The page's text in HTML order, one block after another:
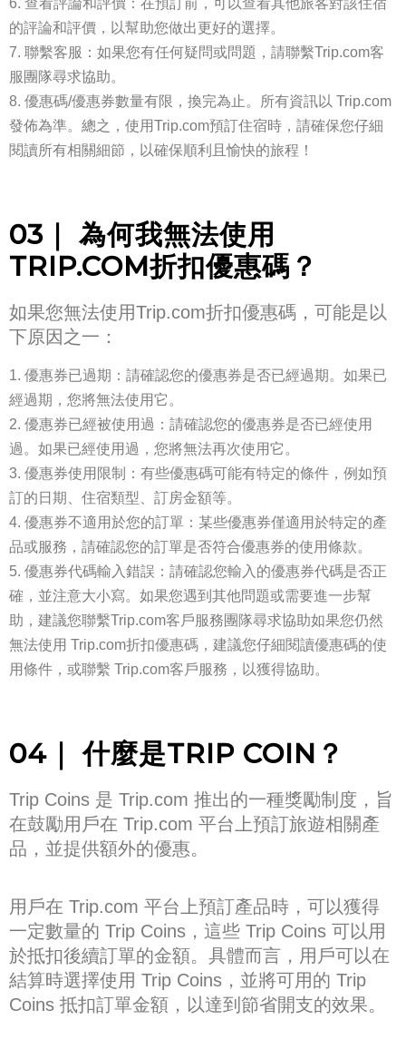
查看評論和評價：在預訂前，可以查看其他旅客對該住宿
的評論和評價，以幫助您做出更好的選擇。
聯繫客服：如果您有任何疑問或問題，請聯繫Trip.com客
服團隊尋求協助。
優惠碼/優惠券數量有限，換完為止。所有資訊以 Trip.com
發佈為準。總之，使用Trip.com預訂住宿時，請確保您仔細
閱讀所有相關細節，以確保順利且愉快的旅程！
03｜ 為何我無法使用
TRIP.COM折扣優惠碼？
如果您無法使用Trip.com折扣優惠碼，可能是以
下原因之一：
優惠券已過期：請確認您的優惠券是否已經過期。如果已
經過期，您將無法使用它。
優惠券已經被使用過：請確認您的優惠券是否已經使用
過。如果已經使用過，您將無法再次使用它。
優惠券使用限制：有些優惠碼可能有特定的條件，例如預
訂的日期、住宿類型、訂房金額等。
優惠券不適用於您的訂單：某些優惠券僅適用於特定的產
品或服務，請確認您的訂單是否符合優惠券的使用條款。
優惠券代碼輸入錯誤：請確認您輸入的優惠券代碼是否正
確，並注意大小寫。如果您遇到其他問題或需要進一步幫
助，建議您聯繫Trip.com客戶服務團隊尋求協助如果您仍然
無法使用 Trip.com折扣優惠碼，建議您仔細閱讀優惠碼的使
用條件，或聯繫 Trip.com客戶服務，以獲得協助。
04｜ 什麼是TRIP COIN？
Trip Coins 是 Trip.com 推出的一種獎勵制度，旨
在鼓勵用戶在 Trip.com 平台上預訂旅遊相關產
品，並提供額外的優惠。
用戶在 Trip.com 平台上預訂產品時，可以獲得
一定數量的 Trip Coins，這些 Trip Coins 可以用
於抵扣後續訂單的金額。具體而言，用戶可以在
結算時選擇使用 Trip Coins，並將可用的 Trip
Coins 抵扣訂單金額，以達到節省開支的效果。